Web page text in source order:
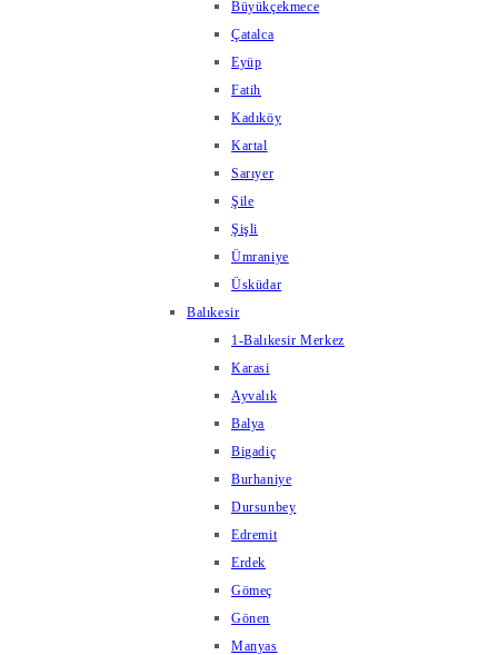
Büyükçekmece
Çatalca
Eyüp
Fatih
Kadıköy
Kartal
Sarıyer
Şile
Şişli
Ümraniye
Üsküdar
Balıkesir
1-Balıkesir Merkez
Karasi
Ayvalık
Balya
Bigadiç
Burhaniye
Dursunbey
Edremit
Erdek
Gömeç
Gönen
Manyas